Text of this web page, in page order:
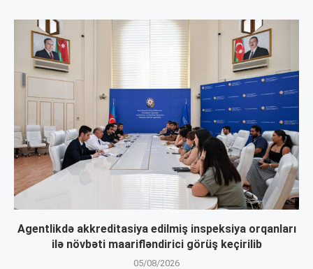
Agentlikdə akkreditasiya edilmiş inspeksiya orqanları
ilə növbəti maarifləndirici görüş keçirilib
05/08/2026